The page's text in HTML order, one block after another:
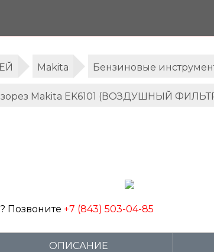
Makita Бензиновые
Makita EK6101 (ВОЗДУШНЫЙ
Позвоните +7 (843) 503-04-85
ОПИСАНИЕ